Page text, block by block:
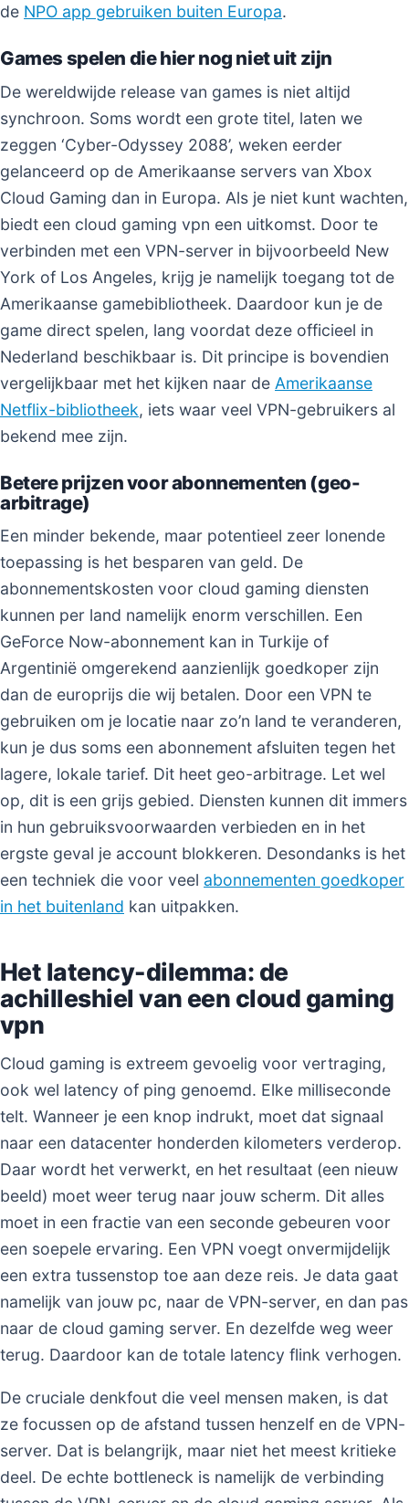
de NPO app gebruiken buiten Europa.
Games spelen die hier nog niet uit zijn
De wereldwijde release van games is niet altijd
synchroon. Soms wordt een grote titel, laten we
zeggen ‘Cyber-Odyssey 2088’, weken eerder
gelanceerd op de Amerikaanse servers van Xbox
Cloud Gaming dan in Europa. Als je niet kunt wachten,
biedt een cloud gaming vpn een uitkomst. Door te
verbinden met een VPN-server in bijvoorbeeld New
York of Los Angeles, krijg je namelijk toegang tot de
Amerikaanse gamebibliotheek. Daardoor kun je de
game direct spelen, lang voordat deze officieel in
Nederland beschikbaar is. Dit principe is bovendien
vergelijkbaar met het kijken naar de Amerikaanse
Netflix-bibliotheek, iets waar veel VPN-gebruikers al
bekend mee zijn.
Betere prijzen voor abonnementen (geo-
arbitrage)
Een minder bekende, maar potentieel zeer lonende
toepassing is het besparen van geld. De
abonnementskosten voor cloud gaming diensten
kunnen per land namelijk enorm verschillen. Een
GeForce Now-abonnement kan in Turkije of
Argentinië omgerekend aanzienlijk goedkoper zijn
dan de europrijs die wij betalen. Door een VPN te
gebruiken om je locatie naar zo’n land te veranderen,
kun je dus soms een abonnement afsluiten tegen het
lagere, lokale tarief. Dit heet geo-arbitrage. Let wel
op, dit is een grijs gebied. Diensten kunnen dit immers
in hun gebruiksvoorwaarden verbieden en in het
ergste geval je account blokkeren. Desondanks is het
een techniek die voor veel abonnementen goedkoper
in het buitenland kan uitpakken.
Het latency-dilemma: de
achilleshiel van een cloud gaming
vpn
Cloud gaming is extreem gevoelig voor vertraging,
ook wel latency of ping genoemd. Elke milliseconde
telt. Wanneer je een knop indrukt, moet dat signaal
naar een datacenter honderden kilometers verderop.
Daar wordt het verwerkt, en het resultaat (een nieuw
beeld) moet weer terug naar jouw scherm. Dit alles
moet in een fractie van een seconde gebeuren voor
een soepele ervaring. Een VPN voegt onvermijdelijk
een extra tussenstop toe aan deze reis. Je data gaat
namelijk van jouw pc, naar de VPN-server, en dan pas
naar de cloud gaming server. En dezelfde weg weer
terug. Daardoor kan de totale latency flink verhogen.
De cruciale denkfout die veel mensen maken, is dat
ze focussen op de afstand tussen henzelf en de VPN-
server. Dat is belangrijk, maar niet het meest kritieke
deel. De echte bottleneck is namelijk de verbinding